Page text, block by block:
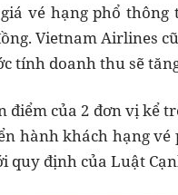
vé hạng phổ
Vietnam Airlines
tính doanh thu sẽ
điểm của 2 đơn vị kể
hành khách hạng
quy định của Luật